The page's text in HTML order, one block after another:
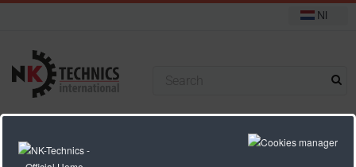
Nl
+31 (0) 314 393751